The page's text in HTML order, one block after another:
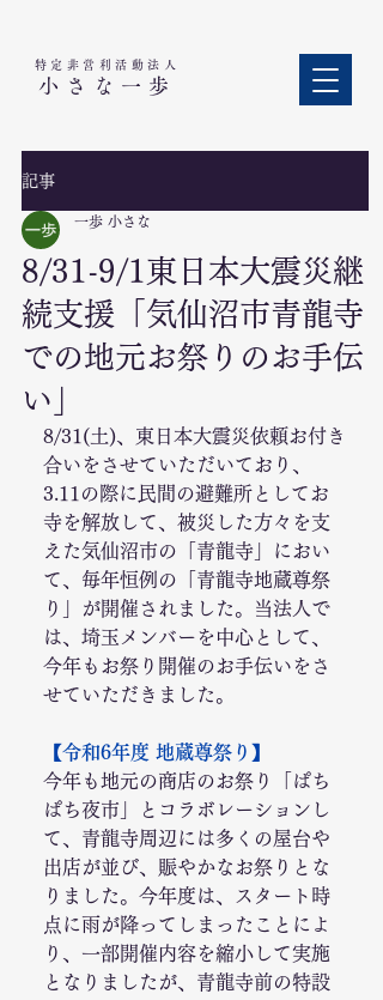
特定非営利活動法人​
小さな一歩
記事
8/31-9/1東日本大震災継
続支援「気仙沼市青龍寺
での地元お祭りのお手伝
い」
一歩 小さな
8/31(土)、東日本大震災依頼お付き
合いをさせていただいており、
3.11の際に民間の避難所としてお
寺を解放して、被災した方々を支
えた気仙沼市の「青龍寺」におい
て、毎年恒例の「青龍寺地蔵尊祭
り」が開催されました。当法人で
は、埼玉メンバーを中心として、
今年もお祭り開催のお手伝いをさ
せていただきました。
【令和6年度 地蔵尊祭り】
今年も地元の商店のお祭り「ぱち
ぱち夜市」とコラボレーションし
て、青龍寺周辺には多くの屋台や
出店が並び、賑やかなお祭りとな
りました。今年度は、スタート時
点に雨が降ってしまったことによ
り、一部開催内容を縮小して実施
となりましたが、青龍寺前の特設